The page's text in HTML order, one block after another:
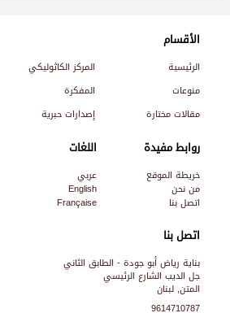
اتصل بنا
بناية رياض أبو جودة - الطابق الثاني
جل الديب الشارع الرئيسي
المتن, لبنان
9614710787
الأقسام
الرئيسية المركز الكاثوليكي
منوعات
المفكرة
مقالات مختارة
إصدارات حبرية
روابط مفيدة
خريطة الموقع
من نحن
اتصل بنا
اللغات
عربي
English
Française